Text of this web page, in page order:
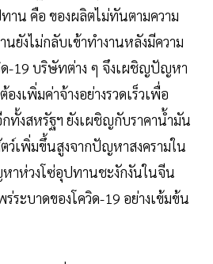
าน คือ ของผลิตไม่ทันตามความ
นยังไม่กลับเข้าทำงานหลังมีความ
ด-19 บริษัทต่าง ๆ จึงเผชิญปัญหา
งเพิ่มค่าจ้างอย่างรวดเร็วเพื่อ
ทั้งสหรัฐฯ ยังเผชิญกับราคาน้ำมัน
ว์เพิ่มขึ้นสูงจากปัญหาสงครามใน
าห่วงโซ่อุปทานชะงักงันในจีน
ระบาดของโควิด-19 อย่างเข้มข้น